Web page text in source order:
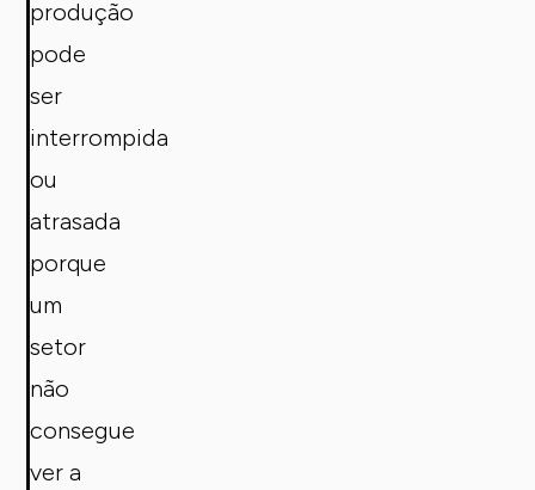
produção
pode
ser
interrompida
ou
atrasada
porque
um
setor
não
consegue
ver a